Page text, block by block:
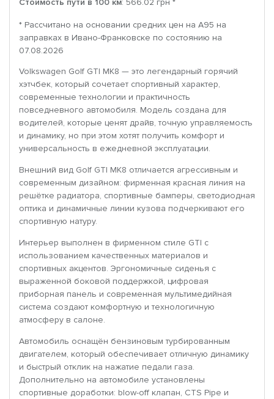
Стоимость пути в 100 км: 566.02 грн *
* Рассчитано на основании средних цен на A95 на
заправках в Ивано-Франковске по состоянию на
07.08.2026
Volkswagen Golf GTI MK8 — это легендарный горячий
хэтчбек, который сочетает спортивный характер,
современные технологии и практичность
повседневного автомобиля. Модель создана для
водителей, которые ценят драйв, точную управляемость
и динамику, но при этом хотят получить комфорт и
универсальность в ежедневной эксплуатации.
Внешний вид Golf GTI MK8 отличается агрессивным и
современным дизайном: фирменная красная линия на
решётке радиатора, спортивные бамперы, светодиодная
оптика и динамичные линии кузова подчеркивают его
спортивную натуру.
Интерьер выполнен в фирменном стиле GTI с
использованием качественных материалов и
спортивных акцентов. Эргономичные сиденья с
выраженной боковой поддержкой, цифровая
приборная панель и современная мультимедийная
система создают комфортную и технологичную
атмосферу в салоне.
Автомобиль оснащён бензиновым турбированным
двигателем, который обеспечивает отличную динамику
и быстрый отклик на нажатие педали газа.
Дополнительно на автомобиле установлены
спортивные доработки: blow-off клапан, CTS Pipe и